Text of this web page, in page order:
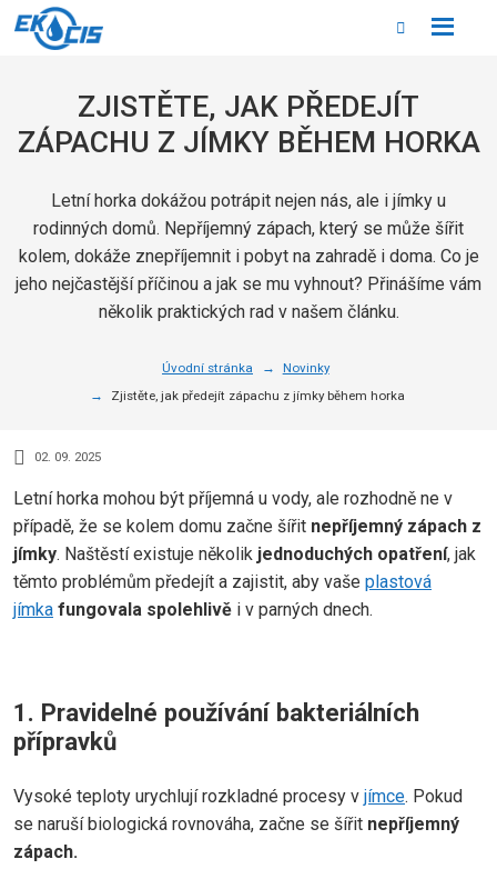
ZJISTĚTE, JAK PŘEDEJÍT
ZÁPACHU Z JÍMKY BĚHEM HORKA
Letní horka dokážou potrápit nejen nás, ale i jímky u
rodinných domů. Nepříjemný zápach, který se může šířit
kolem, dokáže znepříjemnit i pobyt na zahradě i doma. Co je
jeho nejčastější příčinou a jak se mu vyhnout? Přinášíme vám
několik praktických rad v našem článku.
Úvodní stránka
Novinky
Zjistěte, jak předejít zápachu z jímky během horka
02. 09. 2025
Letní horka mohou být příjemná u vody, ale rozhodně ne v
případě, že se kolem domu začne šířit nepříjemný zápach z
jímky. Naštěstí existuje několik jednoduchých opatření, jak
těmto problémům předejít a zajistit, aby vaše plastová
jímka fungovala spolehlivě i v parných dnech.
1. Pravidelné používání bakteriálních
přípravků
Vysoké teploty urychlují rozkladné procesy v jímce. Pokud
se naruší biologická rovnováha, začne se šířit nepříjemný
zápach.